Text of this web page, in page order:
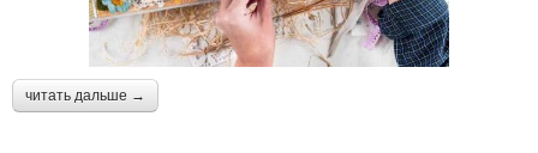
читать дальше →